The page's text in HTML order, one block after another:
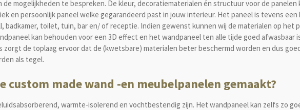
mogelijkheden te bespreken. De kleur, decoratiematerialen én structuur voor de panelen
en persoonlijk paneel welke gegarandeerd past in jouw interieur. Het paneel is tevens
badkamer, toilet, tuin, bar en/ of receptie. Indien gewenst kunnen wij de materialen op het
kan behouden voor een 3D effect en het wandpaneel ten alle tijde goed afwasbaar
zorgt de toplaag ervoor dat de (kwetsbare) materialen beter beschermd worden en dus
als tegel.
custom made wand -en meubelpanelen gemaakt?
warmte-isolerend en vochtbestendig zijn. Het wandpaneel kan zelfs zo